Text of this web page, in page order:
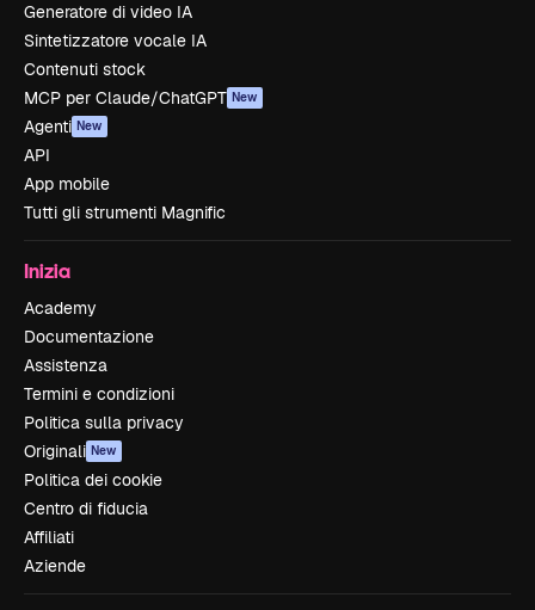
Generatore di video IA
Sintetizzatore vocale IA
Contenuti stock
MCP per Claude/ChatGPT New
Agenti New
API
App mobile
Tutti gli strumenti Magnific
Inizia
Academy
Documentazione
Assistenza
Termini e condizioni
Politica sulla privacy
Originali New
Politica dei cookie
Centro di fiducia
Affiliati
Aziende